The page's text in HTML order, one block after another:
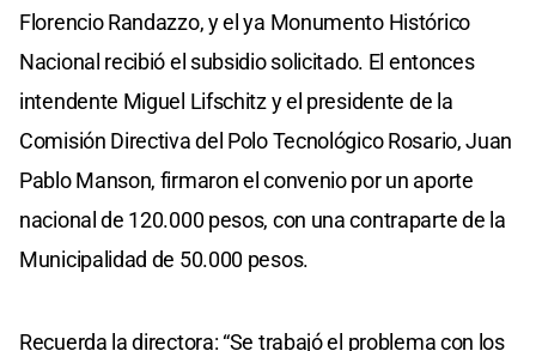
Florencio Randazzo, y el ya Monumento Histórico
Nacional recibió el subsidio solicitado. El entonces
intendente Miguel Lifschitz y el presidente de la
Comisión Directiva del Polo Tecnológico Rosario, Juan
Pablo Manson, firmaron el convenio por un aporte
nacional de 120.000 pesos, con una contraparte de la
Municipalidad de 50.000 pesos.
Recuerda la directora: “Se trabajó el problema con los